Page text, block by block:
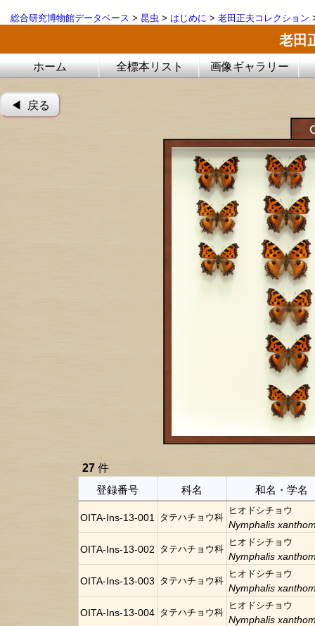
総合研究博物館データベース > 昆虫 > はじめに > 老田正夫コレクション
老田
ホーム 全標本リスト 画像ギャラリー
◀︎ 戻る
27 件
登録番号
科名 和名・学名
OITA-Ins-13-001 タテハチョウ科
ヒオドシチョウ
Nymphalis
OITA-Ins-13-002 タテハチョウ科
ヒオドシチョウ
Nymphalis
OITA-Ins-13-003 タテハチョウ科
ヒオドシチョウ
Nymphalis
OITA-Ins-13-004 タテハチョウ科
ヒオドシチョウ
Nymphalis